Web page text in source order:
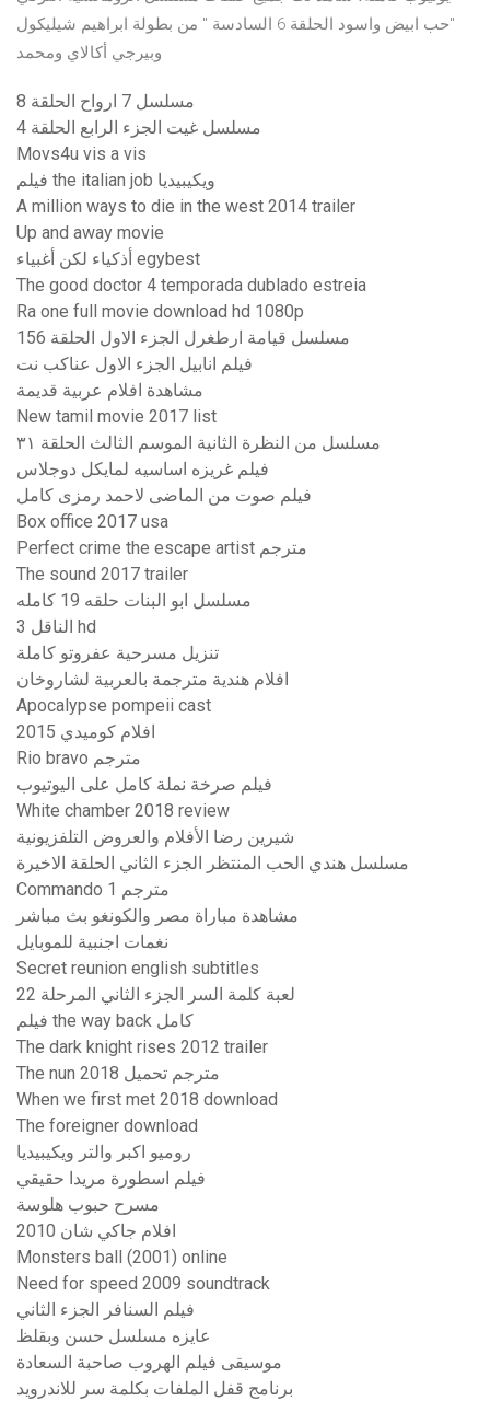
"حب ابيض واسود الحلقة 6 السادسة " من بطولة ابراهيم شيليكول
وبيرجي أكالاي ومحمد
مسلسل 7 ارواح الحلقة 8
مسلسل غيت الجزء الرابع الحلقة 4
Movs4u vis a vis
فيلم the italian job ويكيبيديا
A million ways to die in the west 2014 trailer
Up and away movie
أذكياء لكن أغبياء egybest
The good doctor 4 temporada dublado estreia
Ra one full movie download hd 1080p
مسلسل قيامة ارطغرل الجزء الاول الحلقة 156
فيلم انابيل الجزء الاول عناكب نت
مشاهدة افلام عربية قديمة
New tamil movie 2017 list
مسلسل من النظرة الثانية الموسم الثالث الحلقة ٣١
فيلم غريزه اساسيه لمايكل دوجلاس
فيلم صوت من الماضى لاحمد رمزى كامل
Box office 2017 usa
Perfect crime the escape artist مترجم
The sound 2017 trailer
مسلسل ابو البنات حلقه 19 كامله
الناقل 3 hd
تنزيل مسرحية عفروتو كاملة
افلام هندية مترجمة بالعربية لشاروخان
Apocalypse pompeii cast
افلام كوميدي 2015
Rio bravo مترجم
فيلم صرخة نملة كامل على اليوتيوب
White chamber 2018 review
شيرين رضا الأفلام والعروض التلفزيونية
مسلسل هندي الحب المنتظر الجزء الثاني الحلقة الاخيرة
Commando 1 مترجم
مشاهدة مباراة مصر والكونغو بث مباشر
نغمات اجنبية للموبايل
Secret reunion english subtitles
لعبة كلمة السر الجزء الثاني المرحلة 22
فيلم the way back كامل
The dark knight rises 2012 trailer
The nun 2018 مترجم تحميل
When we first met 2018 download
The foreigner download
روميو اكبر والتر ويكيبيديا
فيلم اسطورة مريدا حقيقي
مسرح حبوب هلوسة
افلام جاكي شان 2010
Monsters ball (2001) online
Need for speed 2009 soundtrack
فيلم السنافر الجزء الثاني
عايزه مسلسل حسن وبقلظ
موسيقى فيلم الهروب صاحبة السعادة
برنامج قفل الملفات بكلمة سر للاندرويد